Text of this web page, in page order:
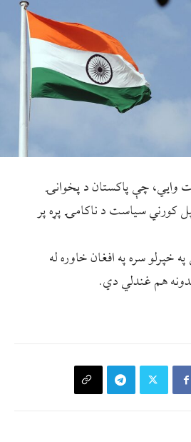
وايي، چې پاکستان د پخوانۍ
کورني سياست د ناکامۍ پړه پر
خپرلو سره په افغان خاوره له
هم غندلي دي.